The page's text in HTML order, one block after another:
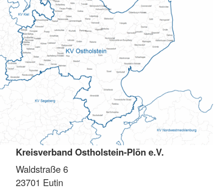
Kreisverband Ostholstein-Plön e.V.
Waldstraße 6
23701 Eutin